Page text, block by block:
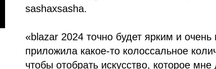
sashaxsasha.
«blazar 2024 точно будет ярким и
приложила какое-то колоссальное
чтобы отобрать искусство, которое мне